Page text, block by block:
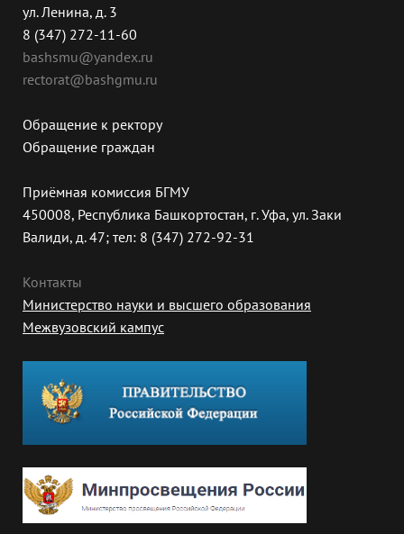
ул. Ленина, д. 3
8 (347) 272-11-60
bashsmu@yandex.ru
rectorat@bashgmu.ru
Обращение к ректору
Обращение граждан
Приёмная комиссия БГМУ
450008, Республика Башкортостан, г. Уфа, ул. Заки
Валиди, д. 47; тел: 8 (347) 272-92-31
Контакты
Министерство науки и высшего образования
Межвузовский кампус